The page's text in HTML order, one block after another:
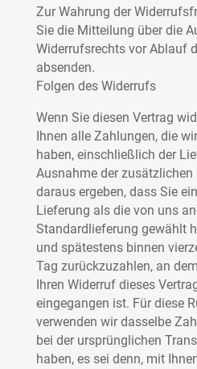
Zur Wahrung der
Sie die Mitteilung über die
Widerrufsrechts vor Ablauf
absenden.
Folgen des Widerrufs
Wenn Sie diesen Vertrag
Ihnen alle Zahlungen, die
haben, einschließlich der
Ausnahme der zusätzlichen
daraus ergeben, dass Sie
Lieferung als die von uns
Standardlieferung gewählt
und spätestens binnen
Tag zurückzuzahlen, an
Ihren Widerruf dieses
eingegangen ist. Für diese
verwenden wir dasselbe
bei der ursprünglichen
haben, es sei denn, mit